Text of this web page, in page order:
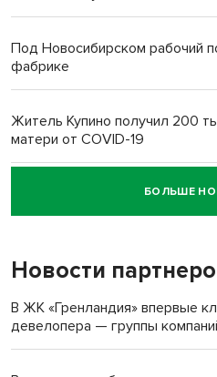
Под Новосибирском рабочий
фабрике
Житель Купино получил 200
матери от COVID-19
Новосибирский суд наказал
пенсионерки на вокзале
БОЛЬШЕ
Новости
В ЖК «Гренландия» впервые
девелопера — группы